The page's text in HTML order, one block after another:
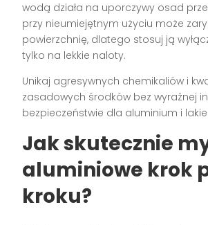
wodą działa na uporczywy osad
przy nieumiejętnym użyciu może
powierzchnię, dlatego stosuj ją
tylko na lekkie naloty.
Unikaj agresywnych chemikaliów i
zasadowych środków bez wyraźnej
bezpieczeństwie dla aluminium i
Jak skutecznie
aluminiowe krok
kroku?